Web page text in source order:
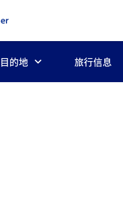
目的地 旅行信息